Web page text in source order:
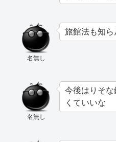
名無し
旅館法も知
名無し
今後はりそ
くていいな